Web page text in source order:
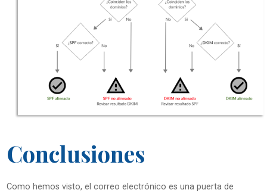
Conclusiones
Como hemos visto, el correo electrónico es una puerta de